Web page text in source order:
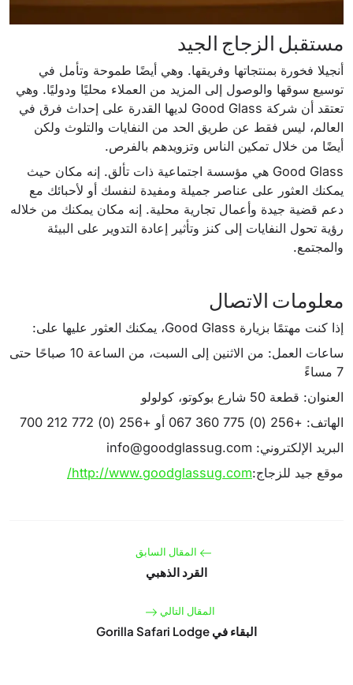
مستقبل الزجاج الجيد
أنجيلا فخورة بمنتجاتها وفريقها. وهي أيضًا طموحة وتأمل في
توسيع سوقها والوصول إلى المزيد من العملاء محليًا ودوليًا. وهي
تعتقد أن شركة Good Glass لديها القدرة على إحداث فرق في
العالم، ليس فقط عن طريق الحد من النفايات والتلوث ولكن
أيضًا من خلال تمكين الناس وتزويدهم بالفرص.
Good Glass هي مؤسسة اجتماعية ذات تألق. إنه مكان حيث
يمكنك العثور على عناصر جميلة ومفيدة لنفسك أو لأحبائك مع
دعم قضية جيدة وأعمال تجارية محلية. إنه مكان يمكنك من خلاله
رؤية تحول النفايات إلى كنز وتأثير إعادة التدوير على البيئة
والمجتمع.
معلومات الاتصال
إذا كنت مهتمًا بزيارة Good Glass، يمكنك العثور عليها على:
ساعات العمل: من الاثنين إلى السبت، من الساعة 10 صباحًا حتى
7 مساءً
العنوان: قطعة 50 شارع بوكوتو، كولولو
الهاتف: +256 (0) 775 360 067 أو +256 (0) 772 212 700
البريد الإلكتروني: info@goodglassug.com
موقع جيد للزجاج:http://www.goodglassug.com/
المقال السابق
القرد الذهبي
المقال التالي
البقاء في Gorilla Safari Lodge